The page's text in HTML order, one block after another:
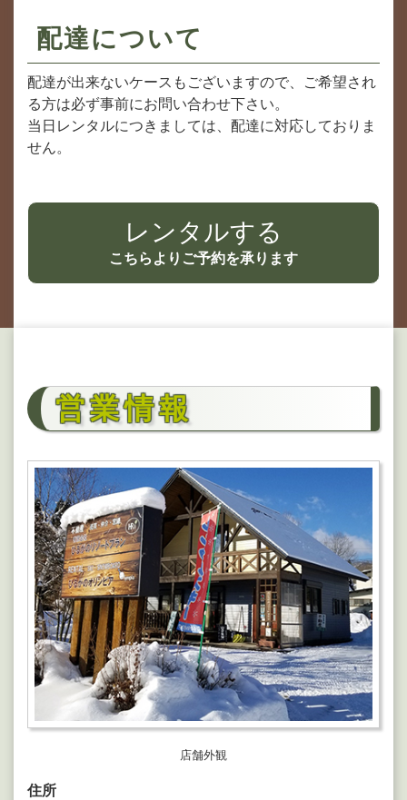
配達について
配達が出来ないケースもございますので、ご希望され
る⽅は必ず事前にお問い合わせ下さい。
当⽇レンタルにつきましては、配達に対応しておりま
せん。
レンタルする
こちらよりご予約を承ります
営業情報
店舗外観
住所